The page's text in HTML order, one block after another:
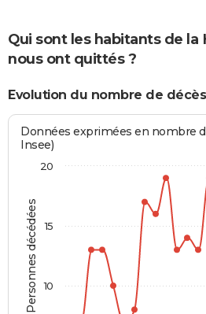
Qui sont les habitants de la
nous ont quittés ?
Evolution du nombre de décès
Personnes décédées
Données exprimées en nombre
Insee)
10
15
20